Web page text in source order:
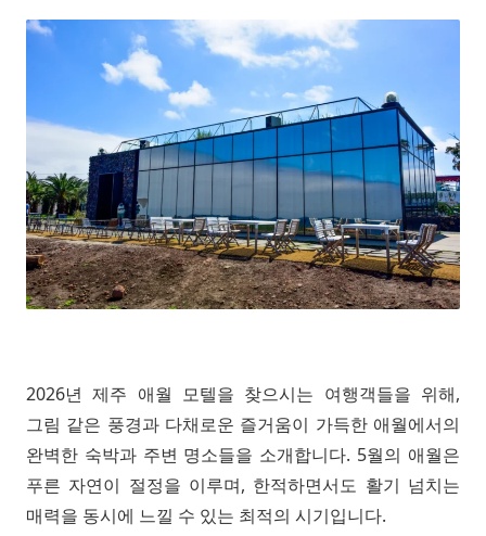
2026년 제주 애월 모텔을 찾으시는 여행객들을 위해,
그림 같은 풍경과 다채로운 즐거움이 가득한 애월에서의
완벽한 숙박과 주변 명소들을 소개합니다. 5월의 애월은
푸른 자연이 절정을 이루며, 한적하면서도 활기 넘치는
매력을 동시에 느낄 수 있는 최적의 시기입니다.